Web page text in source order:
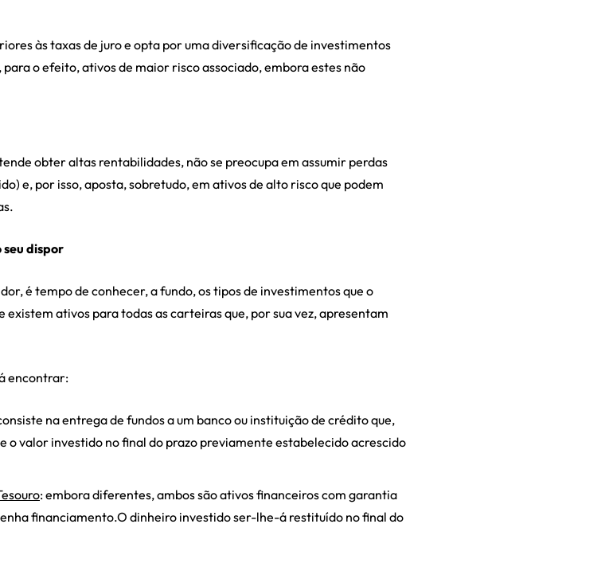
às taxas de juro e opta por uma diversificação de investimentos
o efeito, ativos de maior risco associado, embora estes não
obter altas rentabilidades, não se preocupa em assumir perdas
e, por isso, aposta, sobretudo, em ativos de alto risco que podem
seu dispor
é tempo de conhecer, a fundo, os tipos de investimentos que o
ativos para todas as carteiras que, por sua vez, apresentam
encontrar:
na entrega de fundos a um banco ou instituição de crédito que,
o valor investido no final do prazo previamente estabelecido acrescido
: embora diferentes, ambos são ativos financeiros com garantia
financiamento.O dinheiro investido ser-lhe-á restituído no final do